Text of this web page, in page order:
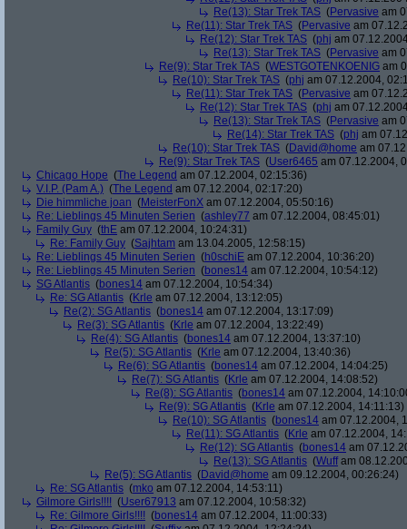
Re(13): Star Trek TAS (Pervasive am
Re(11): Star Trek TAS (Pervasive am
Re(12): Star Trek TAS (phj am
Re(13): Star Trek TAS (Pervasive am
Re(9): Star Trek TAS (WESTGOTENKOENIG am
Re(10): Star Trek TAS (phj am 07.12.2004,
Re(11): Star Trek TAS (Pervasive am
Re(12): Star Trek TAS (phj am
Re(13): Star Trek TAS (Pervasive am
Re(14): Star Trek TAS (phj am
Re(10): Star Trek TAS (David@home am
Re(9): Star Trek TAS (User6465 am 07.12.2004,
Chicago Hope (The Legend am 07.12.2004, 02:15:36)
V.I.P. (Pam A.) (The Legend am 07.12.2004, 02:17:20)
Die himmliche joan (MeisterFonX am 07.12.2004, 05:50:16)
Re: Lieblings 45 Minuten Serien (ashley77 am 07.12.2004, 08:45:01)
Family Guy (thE am 07.12.2004, 10:24:31)
Re: Family Guy (Sajhtam am 13.04.2005, 12:58:15)
Re: Lieblings 45 Minuten Serien (h0schiE am 07.12.2004, 10:36:20)
Re: Lieblings 45 Minuten Serien (bones14 am 07.12.2004, 10:54:12)
SG Atlantis (bones14 am 07.12.2004, 10:54:34)
Re: SG Atlantis (Krle am 07.12.2004, 13:12:05)
Re(2): SG Atlantis (bones14 am 07.12.2004, 13:17:09)
Re(3): SG Atlantis (Krle am 07.12.2004, 13:22:49)
Re(4): SG Atlantis (bones14 am 07.12.2004, 13:37:10)
Re(5): SG Atlantis (Krle am 07.12.2004, 13:40:36)
Re(6): SG Atlantis (bones14 am 07.12.2004, 14:04:25)
Re(7): SG Atlantis (Krle am 07.12.2004, 14:08:52)
Re(8): SG Atlantis (bones14 am 07.12.2004,
Re(9): SG Atlantis (Krle am 07.12.2004, 14:11:13)
Re(10): SG Atlantis (bones14 am 07.12.2004,
Re(11): SG Atlantis (Krle am 07.12.2004,
Re(12): SG Atlantis (bones14 am
Re(13): SG Atlantis (Wuffam
Re(5): SG Atlantis (David@home am 09.12.2004, 00:26:24)
Re: SG Atlantis (mko am 07.12.2004, 14:53:11)
Gilmore Girls!!!! (User67913 am 07.12.2004, 10:58:32)
Re: Gilmore Girls!!!! (bones14 am 07.12.2004, 11:00:33)